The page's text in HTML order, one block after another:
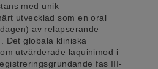
med unik
utvecklad som en oral
av relapserande
Det globala kliniska
utvärderade laquinimod i
fas III-